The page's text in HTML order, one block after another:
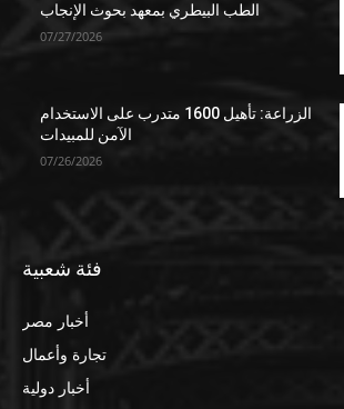
الطب البيطري بمعهد بحوث الإنجاب
07/27/2026
الزراعة: تأهيل 1600 متدرب على الاستخدام
الآمن للمبيدات
07/26/2026
فئة شعبية
أخبار مصر
تجارة وأعمال
أخبار دولية